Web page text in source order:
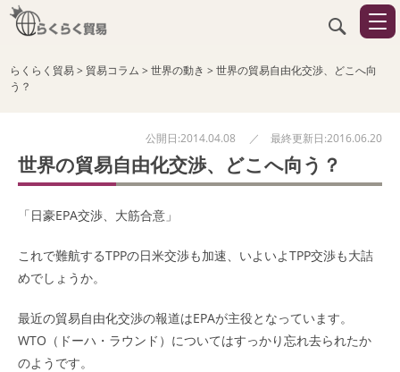
らくらく貿易> 貿易コラム >世界の動き >世界の貿易自由化交渉、どこへ向
う？
公開日:2014.04.08 ／ 最終更新日:2016.06.20
世界の貿易自由化交渉、どこへ向う？
「日豪EPA交渉、大筋合意」
これで難航するTPPの日米交渉も加速、いよいよTPP交渉も大詰
めでしょうか。
最近の貿易自由化交渉の報道はEPAが主役となっています。
WTO（ドーハ・ラウンド） についてはすっかり忘れ去られたか
のようです。